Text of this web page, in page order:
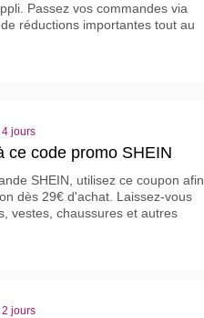
Passez vos commandes via
réductions importantes tout au
jours
ce code promo SHEIN
SHEIN, utilisez ce coupon afin
dès 29€ d'achat. Laissez-vous
vestes, chaussures et autres
jours